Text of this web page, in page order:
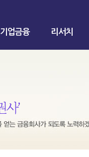
기업금융 리서치